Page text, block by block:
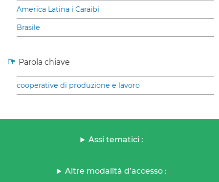
America Latina i Caraibi
Brasile
Parola chiave
cooperative di produzione e lavoro
Assi tematici :
Altre modalità d’accesso :